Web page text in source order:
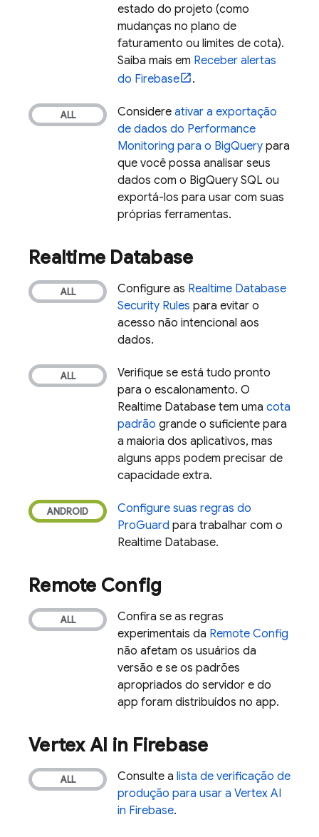
estado do projeto (como
mudanças no plano de
faturamento ou limites de cota).
Saiba mais em Receber alertas
do Firebase
.
Considere ativar a exportação
de dados do Performance
Monitoring para o BigQuery para
que você possa analisar seus
dados com o BigQuery SQL ou
exportá-los para usar com suas
próprias ferramentas.
Realtime Database
Configure as Realtime Database
Security Rules para evitar o
acesso não intencional aos
dados.
Verifique se está tudo pronto
para o escalonamento. O
Realtime Database tem uma cota
padrão grande o suficiente para
a maioria dos aplicativos, mas
alguns apps podem precisar de
capacidade extra.
Configure suas regras do
ProGuard para trabalhar com o
Realtime Database.
Remote Config
Confira se as regras
experimentais da Remote Config
não afetam os usuários da
versão e se os padrões
apropriados do servidor e do
app foram distribuídos no app.
Vertex AI in Firebase
Consulte a lista de verificação de
produção para usar a Vertex AI
in Firebase.